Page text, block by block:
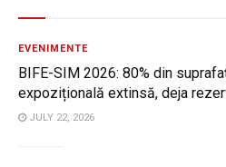
EVENIMENTE
BIFE-SIM 2026: 80% din
expozițională extinsă, deja
JULY 22, 2026